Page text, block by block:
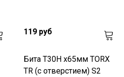
119 руб
Бита T30H х65мм TORX
TR (с отверстием) S2